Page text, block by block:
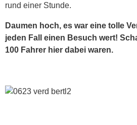
rund einer Stunde.
Daumen hoch, es war eine tolle
jeden Fall einen Besuch wert!
100 Fahrer hier dabei waren.